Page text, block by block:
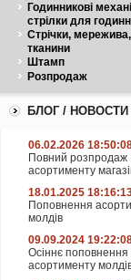
Годинникові
стрілки для
Стрічки, мережива,
тканини
Штамп
Розпродаж
БЛОГ / НОВОСТИ
06.02.2026
Повний розпродаж
асортименту
18.01.2025
Поповнення
молдів
09.09.2024
Осіннє поповнення
асортименту